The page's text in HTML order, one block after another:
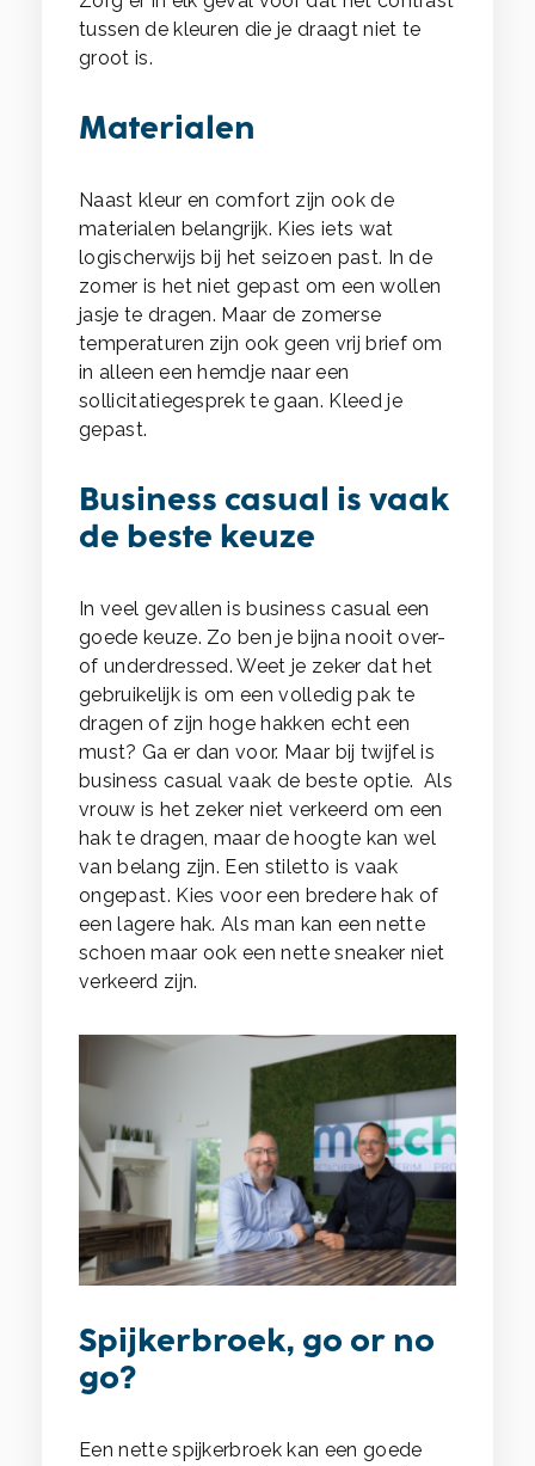
tussen de kleuren die je draagt niet te
groot is.
Materialen
Naast kleur en comfort zijn ook de
materialen belangrijk. Kies iets wat
logischerwijs bij het seizoen past. In de
zomer is het niet gepast om een wollen
jasje te dragen. Maar de zomerse
temperaturen zijn ook geen vrij brief om
in alleen een hemdje naar een
sollicitatiegesprek te gaan. Kleed je
gepast.
Business casual is vaak
de beste keuze
In veel gevallen is business casual een
goede keuze. Zo ben je bijna nooit over-
of underdressed. Weet je zeker dat het
gebruikelijk is om een volledig pak te
dragen of zijn hoge hakken echt een
must? Ga er dan voor. Maar bij twijfel is
business casual vaak de beste optie. Als
vrouw is het zeker niet verkeerd om een
hak te dragen, maar de hoogte kan wel
van belang zijn. Een stiletto is vaak
ongepast. Kies voor een bredere hak of
een lagere hak. Als man kan een nette
schoen maar ook een nette sneaker niet
verkeerd zijn.
Spijkerbroek, go or no
go?
Een nette spijkerbroek kan een goede